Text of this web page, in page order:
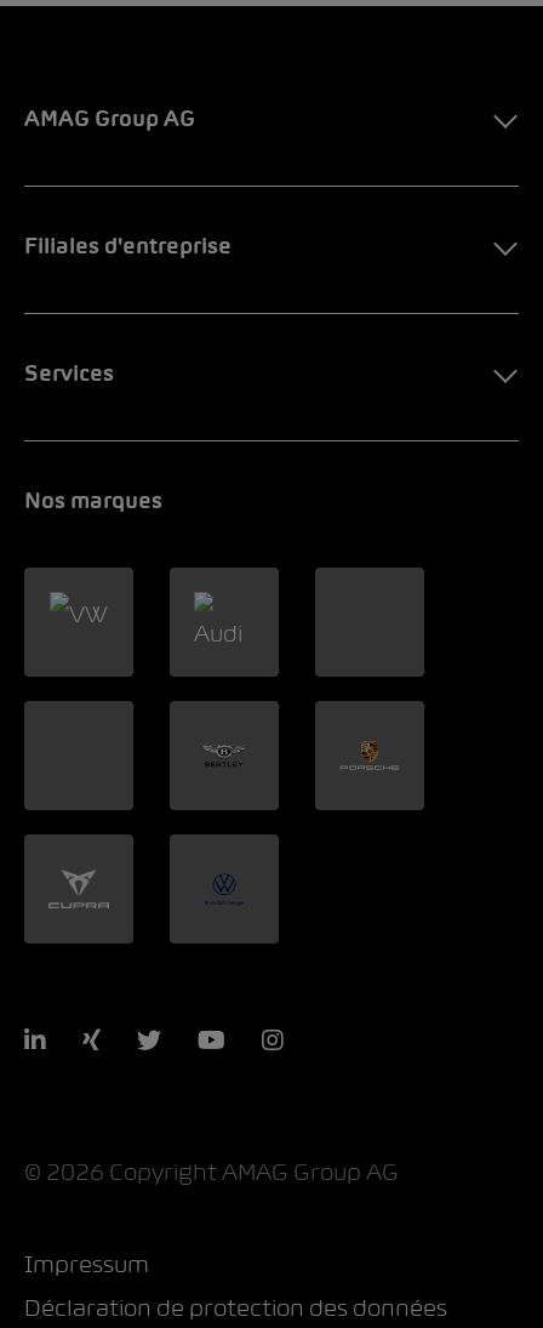
AMAG Group AG
Filiales d'entreprise
Services
Nos marques
LinkedIn
Xing Twitter YouTubeInstagram
© 2026 Copyright AMAG Group AG
Impressum
Déclaration de protection des données